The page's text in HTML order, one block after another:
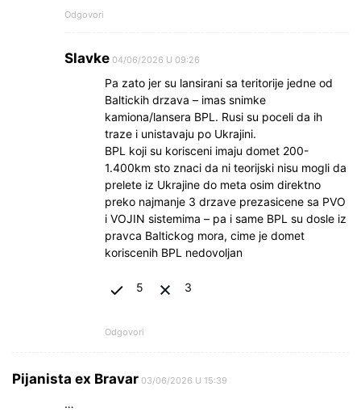
Odgovori
Slavke 04/06/2026 U 09:26
Pa zato jer su lansirani sa teritorije jedne od
Baltickih drzava – imas snimke
kamiona/lansera BPL. Rusi su poceli da ih
traze i unistavaju po Ukrajini.
BPL koji su korisceni imaju domet 200-
1.400km sto znaci da ni teorijski nisu mogli da
prelete iz Ukrajine do meta osim direktno
preko najmanje 3 drzave prezasicene sa PVO
i VOJIN sistemima – pa i same BPL su dosle iz
pravca Baltickog mora, cime je domet
koriscenih BPL nedovoljan
5 3
Odgovori
Pijanista ex Bravar 03/06/2026 U 15:39
…